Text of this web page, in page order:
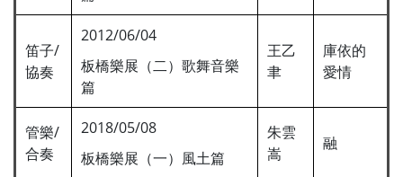
笛子/
協奏
2012/06/04
板橋樂展（二）歌舞音樂
篇
王乙
聿
庫依的
愛情
管樂/
合奏
2018/05/08
板橋樂展（一）風土篇
朱雲
嵩
融